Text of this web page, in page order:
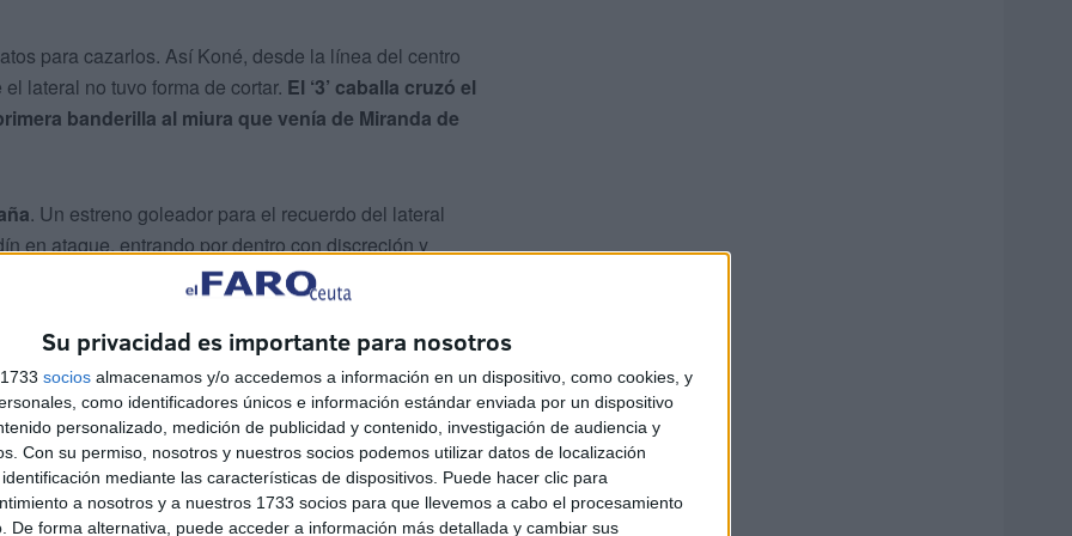
Su privacidad es importante para nosotros
socios almacenamos y/o accedemos a información en un dispositivo, como cookies, y
como identificadores únicos e información estándar enviada por un dispositivo
personalizado, medición de publicidad y contenido, investigación de audiencia y
Con su permiso, nosotros y nuestros socios podemos utilizar datos de localización
mediante las características de dispositivos. Puede hacer clic para
a nosotros y a nuestros 1733 socios para que llevemos a cabo el procesamiento
De forma alternativa, puede acceder a información más detallada y cambiar sus
para cazarlos. Así Koné, desde la línea del centro
lateral no tuvo forma de cortar. El ‘3’ caballa cruzó el
banderilla al miura que venía de Miranda de
. Un estreno goleador para el recuerdo del lateral
en ataque, entrando por dentro con discreción y
gol.
en el marcador y en el juego sin tan poco
sentirse cómodo pero atendiendo a la cabeza,